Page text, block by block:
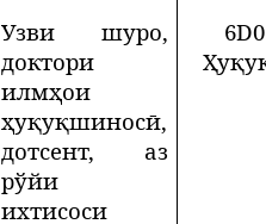
Узви шуро,
доктори
илмҳои
ҳуқуқшиносӣ,
дотсент, аз
рўйи
ихтисоси
6D